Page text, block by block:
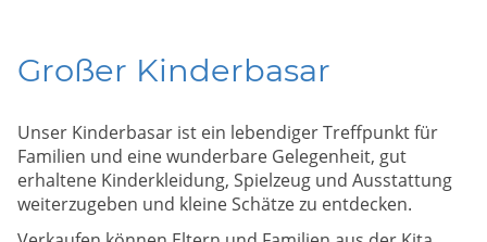
Großer Kinderbasar
Unser Kinderbasar ist ein lebendiger Treffpunkt für
Familien und eine wunderbare Gelegenheit, gut
erhaltene Kinderkleidung, Spielzeug und Ausstattung
weiterzugeben und kleine Schätze zu entdecken.